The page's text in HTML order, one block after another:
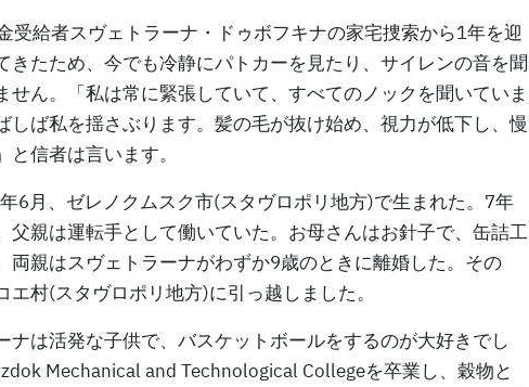
受給者スヴェトラーナ・ドゥボフキナの家宅捜索から1年を迎
きたため、今でも冷静にパトカーを見たり、サイレンの音を聞
せん。「私は常に緊張していて、すべてのノックを聞いていま
しば私を揺さぶります。髪の毛が抜け始め、視力が低下し、慢
信者は言います。
6月、ゼレノクムスク市(スタヴロポリ地方)で生まれた。7年
父親は運転手として働いていた。お母さんはお針子で、缶詰工
両親はスヴェトラーナがわずか9歳のときに離婚した。その
村(スタヴロポリ地方)に引っ越しました。
ナは活発な子供で、バスケットボールをするのが大好きでし
Mechanical and Technological Collegeを卒業し、穀物と